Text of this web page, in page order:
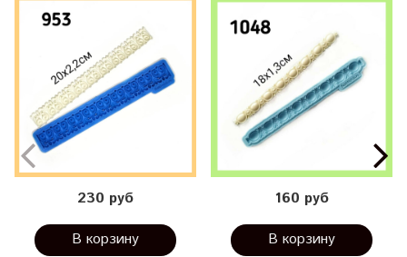
230 руб
В корзину
160 руб
В корзину